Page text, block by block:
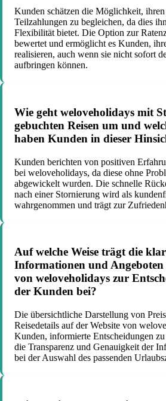
Kunden schätzen die Möglichkeit,
Teilzahlungen zu begleichen, da dies
Flexibilität bietet. Die Option zur
bewertet und ermöglicht es Kunden,
realisieren, auch wenn sie nicht sofort
aufbringen können.
Wie geht weloveholidays mit
gebuchten Reisen um und
haben Kunden in dieser
Kunden berichten von positiven
bei weloveholidays, da diese ohne
abgewickelt wurden. Die schnelle
nach einer Stornierung wird als
wahrgenommen und trägt zur
Auf welche Weise trägt die
Informationen und Angeboten
von weloveholidays zur
der Kunden bei?
Die übersichtliche Darstellung von
Reisedetails auf der Website von
Kunden, informierte Entscheidungen
die Transparenz und Genauigkeit der
bei der Auswahl des passenden